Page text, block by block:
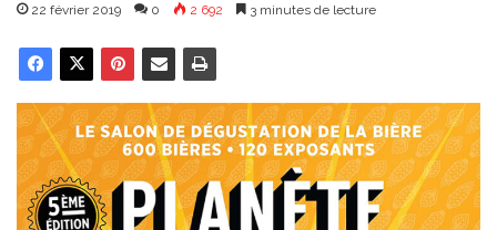
22 février 2019 0 2 692 3 minutes de lecture